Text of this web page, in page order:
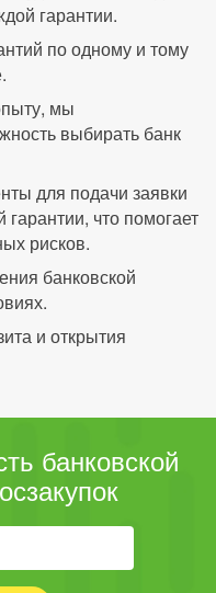
гарантии.
по одному и тому
мы
выбирать банк
для подачи заявки
что помогает
рисков.
банковской
и открытия
банковской